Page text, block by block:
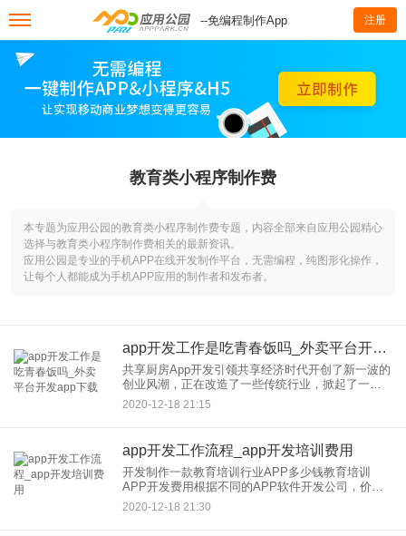
--免编程制作App 注册
教育类小程序制作费
本专题为应用公园的教育类小程序制作费专题，内容全部来自应用公园精心
选择与教育类小程序制作费相关的最新资讯。
应用公园是专业的手机APP在线开发制作平台，无需编程，纯图形化操作，
让每个人都能成为手机APP应用的制作者和发布者。
app开发工作是吃青春饭吗_外卖平台开发app下载
共享厨房App开发引领共享经济时代开创了新一波的
创业风潮，正在改造了一些传统行业，掀起了一场
万众瞩目的业界革命，对于在外打工的人来说，没
什么能比吃上一口放心饭菜更温暖的了，用户只需
2020-12-18 21:15
app开发工作流程_app开发培训费用
开发制作一款教育培训行业APP多少钱教育培训
APP开发费用根据不同的APP软件开发公司，价格
是不一样的，大型的手机APP应用公司开发的，定
制的APP，有几万到几十万不等的价格上。影响
2020-12-18 21:30